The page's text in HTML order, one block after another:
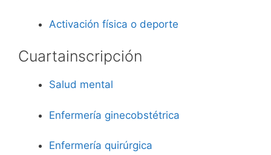
Activación física o deporte
Cuartainscripción
Salud mental
Enfermería ginecobstétrica
Enfermería quirúrgica